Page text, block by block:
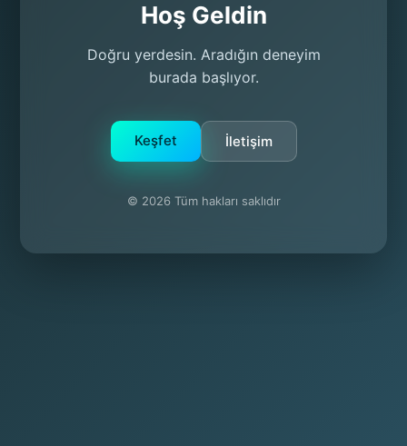
Hoş Geldin
Doğru yerdesin. Aradığın deneyim
burada başlıyor.
Keşfet İletişim
© 2026 Tüm hakları saklıdır